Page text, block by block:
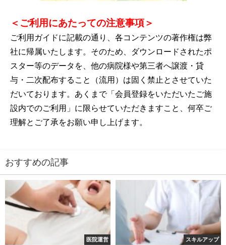
＜ご利用にあたっての注意事項＞
ご利用ガイドに記載の通り、各コンテンツの著作権は弊
社に帰属いたします。そのため、ダウンロードされたポ
スター等のデータを、他の病院様や第三者へ譲渡・貸
与・二次配布すること（流用）は固く禁止とさせていた
だいております。あくまで「会員登録をいただいたご施
設内でのご利用」に限らせていただきますこと、何卒ご
理解とご了承をお願い申し上げます。
おすすめの記事
医院運営 スキルアップ